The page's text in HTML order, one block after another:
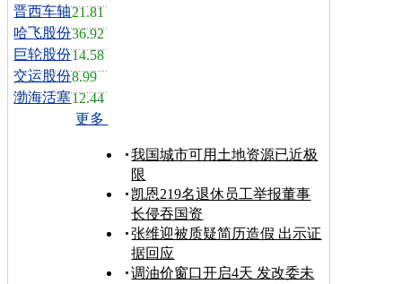
晋西车轴21.81
哈飞股份36.92
巨轮股份14.58
交运股份8.99
渤海活塞12.44
更多
我国城市可用土地资源已近极
限
凯恩219名退休员工举报董事
长侵吞国资
张维迎被质疑简历造假 出示证
据回应
调油价窗口开启4天 发改委未